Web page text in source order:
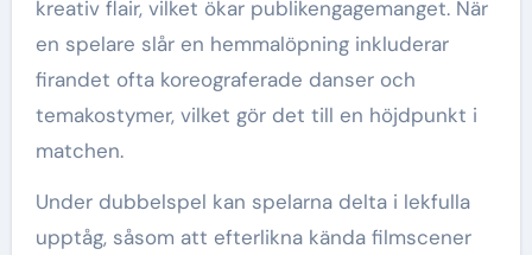
kreativ flair, vilket ökar publikengagemanget. När
en spelare slår en hemmalöpning inkluderar
firandet ofta koreograferade danser och
temakostymer, vilket gör det till en höjdpunkt i
matchen.
Under dubbelspel kan spelarna delta i lekfulla
upptåg, såsom att efterlikna kända filmscener